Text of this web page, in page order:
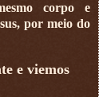
corpo e
por meio do
e viemos